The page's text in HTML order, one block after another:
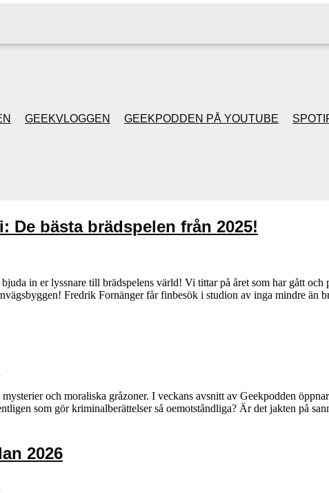
GEEKVLOGGEN GEEKPODDEN PÅ YOUTUBE
& FILIPH
JULSPECIALER 2013
De bästa brädspelen från 2025!
in er lyssnare till brädspelens värld! Vi tittar på året som har gått
Fredrik Fornänger får finbesök i studion av inga mindre än
och moraliska gråzoner. I veckans avsnitt av Geekpodden
som gör kriminalberättelser så oemotståndliga? Är det jakten på
2026